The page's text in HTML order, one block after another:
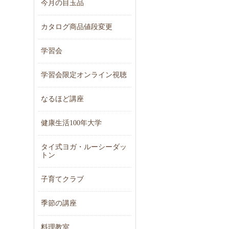
今月の目玉品
カタログ商品値段変更
学習会
学習会限定オンライン視聴
なるほど講座
健康生活100年大学
タイ式ヨガ・ルーシーダッ
トン
子育てクラブ
季節の講座
料理教室